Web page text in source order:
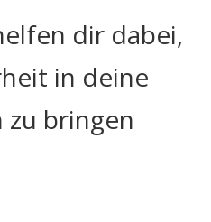
dir dabei,
in deine
zu bringen